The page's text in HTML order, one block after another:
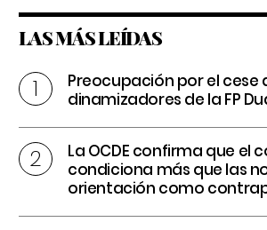
LAS MÁS LEÍDAS
Preocupación por el cese
dinamizadores de la FP
La OCDE confirma que el
condiciona más que las
orientación como